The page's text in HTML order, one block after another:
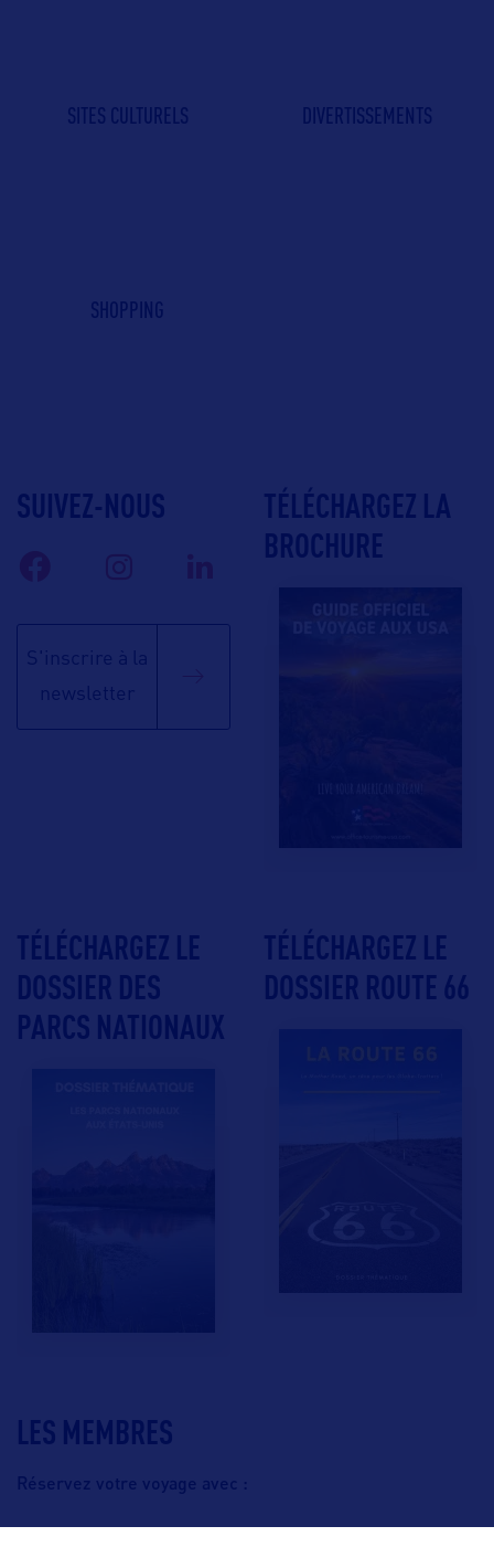
SITES CULTURELS DIVERTISSEMENTS
SHOPPING
LES MEMBRES
Réservez votre voyage avec :
SUIVEZ-NOUS
S'inscrire à la
newsletter
TÉLÉCHARGEZ LA
BROCHURE
TÉLÉCHARGEZ LE
DOSSIER DES
PARCS NATIONAUX
TÉLÉCHARGEZ LE
DOSSIER ROUTE 66